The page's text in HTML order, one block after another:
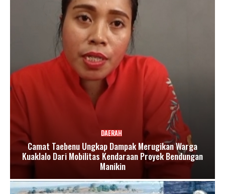
DAERAH
Camat Taebenu Ungkap Dampak Merugikan Warga
Kuaklalo Dari Mobilitas Kendaraan Proyek Bendungan
Manikin